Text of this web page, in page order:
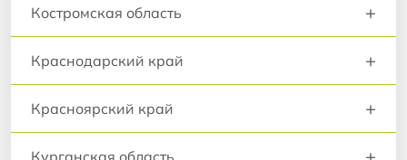
Костромская область +
Краснодарский край +
Красноярский край +